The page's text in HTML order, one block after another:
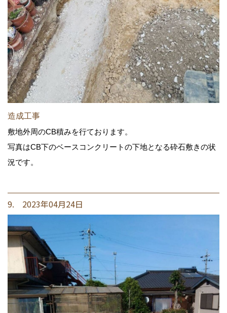
造成工事
敷地外周のCB積みを行ております。
写真はCB下のベースコンクリートの下地となる砕石敷きの状
況です。
9. 2023年04月24日